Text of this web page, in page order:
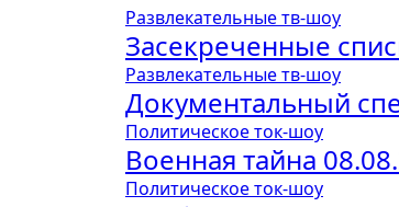
Развлекательные тв-шоу
Засекреченные
Развлекательные тв-шоу
Документальный
Политическое ток-шоу
Военная тайна
Политическое ток-шоу